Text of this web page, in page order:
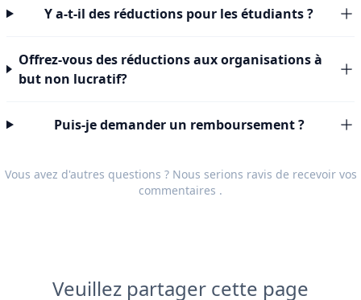
Y a-t-il des réductions pour les étudiants ?
Offrez-vous des réductions aux organisations à
but non lucratif?
Puis-je demander un remboursement ?
Vous avez d'autres questions ? Nous serions ravis de recevoir vos
commentaires .
Veuillez partager cette page